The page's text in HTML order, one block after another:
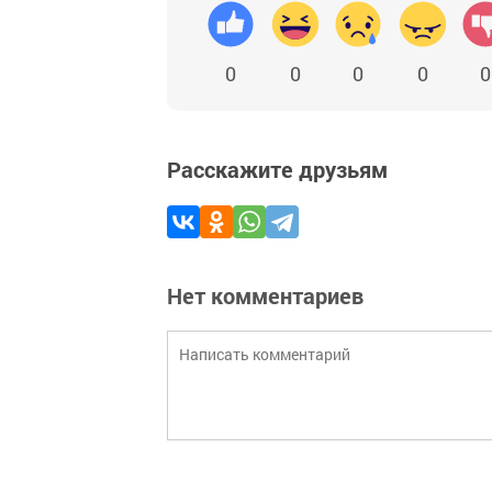
0 0 0 0 0
Расскажите друзьям
Нет комментариев